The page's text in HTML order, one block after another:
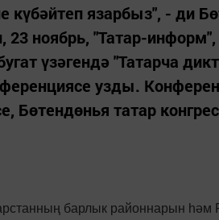
күбәйтеп язарбыз", - ди
23 ноябрь, "Татар-
үзәгендә "Татарча
узды.
Бөтендөнья татар
барлык районнарын һәм